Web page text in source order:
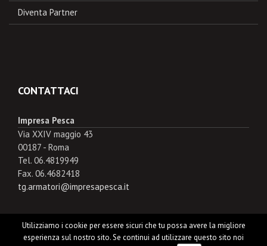
Diventa Partner
CONTATTACI
Impresa Pesca
Via XXIV maggio 43
00187 - Roma
Tel. 06.4819949
Fax. 06.4682418
tg.armatori@impresapesca.it
Utilizziamo i cookie per essere sicuri che tu possa avere la migliore
esperienza sul nostro sito. Se continui ad utilizzare questo sito noi